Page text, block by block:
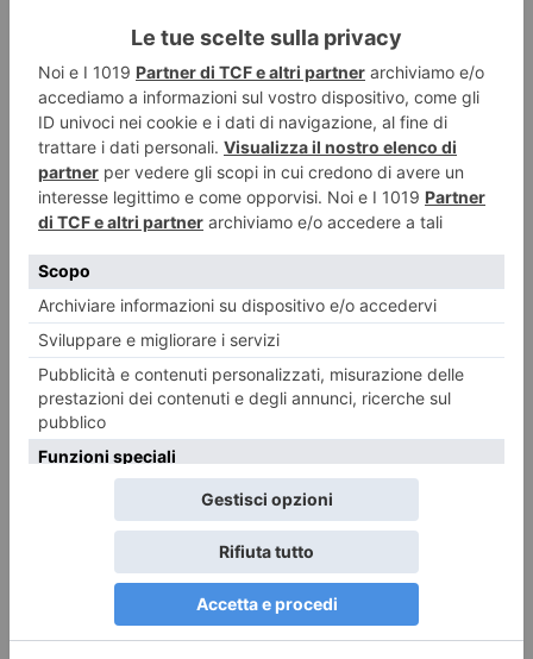
LASCIA UN COMMENTO